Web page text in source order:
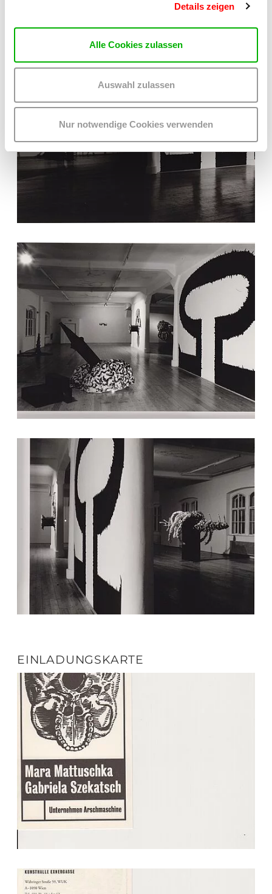
Details zeigen
Alle Cookies zulassen
Auswahl zulassen
Nur notwendige Cookies verwenden
EINLADUNGSKARTE